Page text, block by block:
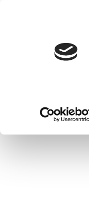
bestellen und ausdrucken